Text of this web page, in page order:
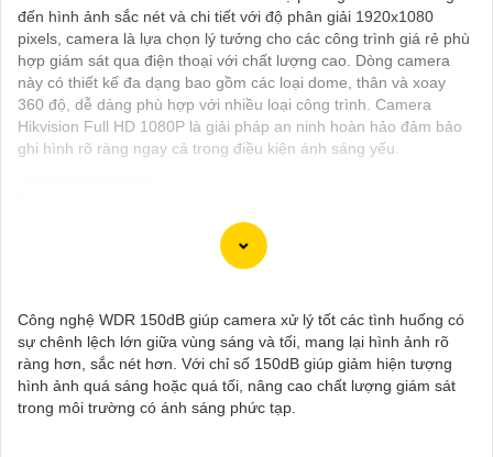
đến hình ảnh sắc nét và chi tiết với độ phân giải 1920x1080
pixels, camera là lựa chọn lý tưởng cho các công trình giá rẻ phù
hợp giám sát qua điện thoại với chất lượng cao. Dòng camera
này có thiết kế đa dạng bao gồm các loại dome, thân và xoay
360 độ, dễ dàng phù hợp với nhiều loại công trình. Camera
Hikvision Full HD 1080P là giải pháp an ninh hoàn hảo đảm bảo
ghi hình rõ ràng ngay cả trong điều kiện ánh sáng yếu.
Đây là một mẫu camera 2.0MP FULL HD rất tốt mà bạn có thể
cao và có khả năng quan sát trong đêm thông qua công nghệ
hồng ngoại.
Dưới đây là một mô tả cơ bản về chiếc camera này:
- Độ phân giải: 2.0MP FULL HD- Chất lượng hình ảnh: Sắc nét,
chất lượng cao- Công nghệ hồng ngoại: Có khả năng quan sát
Công nghệ WDR 150dB giúp camera xử lý tốt các tình huống có
sự chênh lệch lớn giữa vùng sáng và tối, mang lại hình ảnh rõ
ràng hơn, sắc nét hơn. Với chỉ số 150dB giúp giảm hiện tượng
hình ảnh quá sáng hoặc quá tối, nâng cao chất lượng giám sát
trong môi trường có ánh sáng phức tạp.